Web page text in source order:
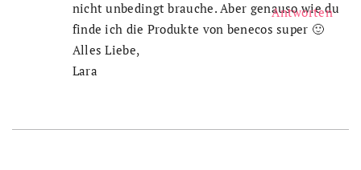
nicht unbedingt brauche. Aber genauso wie du
finde ich die Produkte von benecos super 🙂
Alles Liebe,
Lara
Antworten